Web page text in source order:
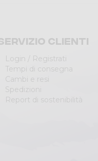
clienti
Login / Registrati
Tempi di consegna
Cambi e resi
Spedizioni
Report di sostenibilità